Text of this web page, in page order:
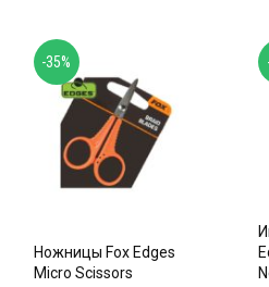
Ножницы Fox Edges
Micro Scissors
-35%